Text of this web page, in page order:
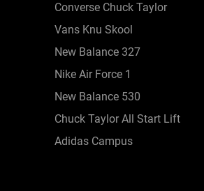
Converse Chuck Taylor
Vans Knu Skool
New Balance 327
Nike Air Force 1
New Balance 530
Chuck Taylor All Start Lift
Adidas Campus